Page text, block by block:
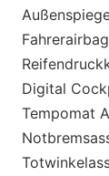
Digital
Tempomat